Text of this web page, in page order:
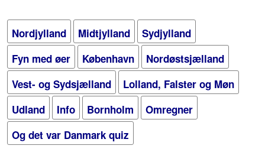
Nordjylland Midtjylland
Sydjylland
Fyn med øer
København
Nordøstsjælland
Vest- og Sydsjælland
Lolland, Falster og Møn
Udland
Info Bornholm
Omregner
Og det var Danmark quiz